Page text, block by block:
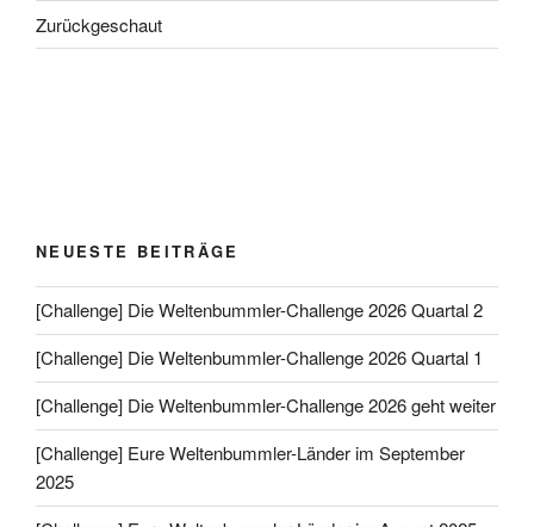
Zurückgeschaut
NEUESTE BEITRÄGE
[Challenge] Die Weltenbummler-Challenge 2026 Quartal 2
[Challenge] Die Weltenbummler-Challenge 2026 Quartal 1
[Challenge] Die Weltenbummler-Challenge 2026 geht weiter
[Challenge] Eure Weltenbummler-Länder im September
2025